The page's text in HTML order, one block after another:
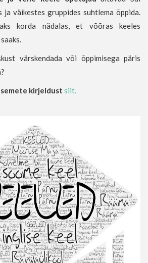
ja väikestes gruppides suhtlema õppida.
korda nädalas, et võõras keeles
värskendada või õppimisega päris
kirjeldust siit.